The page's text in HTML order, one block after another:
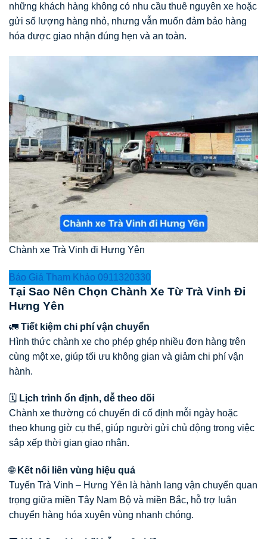
những khách hàng không có nhu cầu thuê nguyên xe hoặc
gửi số lượng hàng nhỏ, nhưng vẫn muốn đảm bảo hàng
hóa được giao nhận đúng hẹn và an toàn.
Chành xe Trà Vinh đi Hưng Yên
Báo Giá Tham Khảo 0911320330
Tại Sao Nên Chọn Chành Xe Từ Trà Vinh Đi
Hưng Yên
🚛 Tiết kiệm chi phí vận chuyển
Hình thức chành xe cho phép ghép nhiều đơn hàng trên
cùng một xe, giúp tối ưu không gian và giảm chi phí vận
hành.
🗓️ Lịch trình ổn định, dễ theo dõi
Chành xe thường có chuyến đi cố định mỗi ngày hoặc
theo khung giờ cụ thể, giúp người gửi chủ động trong việc
sắp xếp thời gian giao nhận.
🌐 Kết nối liên vùng hiệu quả
Tuyến Trà Vinh – Hưng Yên là hành lang vận chuyển quan
trọng giữa miền Tây Nam Bộ và miền Bắc, hỗ trợ luân
chuyển hàng hóa xuyên vùng nhanh chóng.